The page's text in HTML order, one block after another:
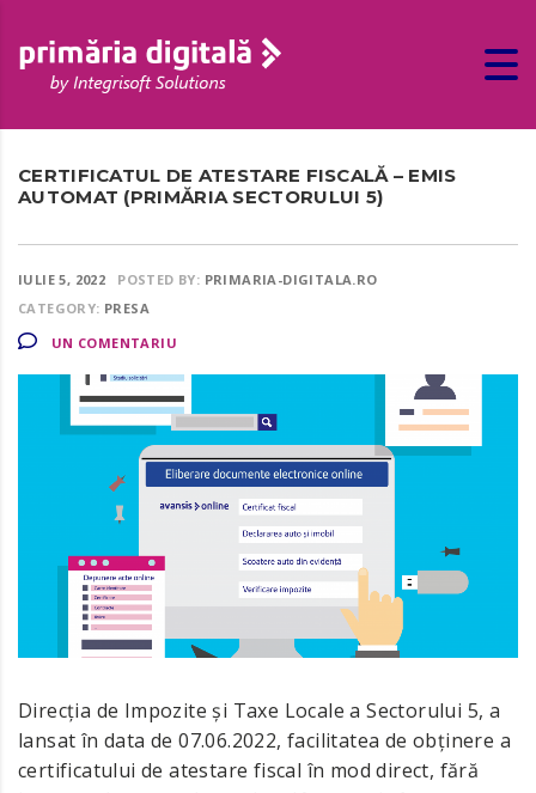
CERTIFICATUL DE ATESTARE FISCALĂ – EMIS
AUTOMAT (PRIMĂRIA SECTORULUI 5)
IULIE 5, 2022 POSTED BY: PRIMARIA-DIGITALA.RO
CATEGORY: PRESA
UN COMENTARIU
Direcția de Impozite și Taxe Locale a Sectorului 5, a
lansat în data de 07.06.2022, facilitatea de obținere a
certificatului de atestare fiscal în mod direct, fără